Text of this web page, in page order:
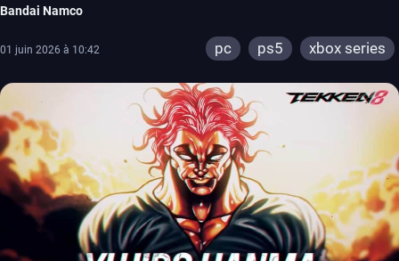
Bandai Namco
01 juin 2026 à 10:42 pc ps5 xbox series